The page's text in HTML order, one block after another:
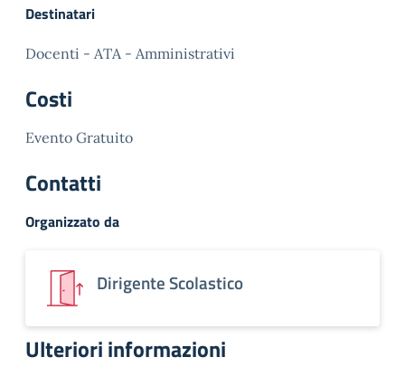
Destinatari
Docenti - ATA - Amministrativi
Costi
Evento Gratuito
Contatti
Organizzato da
Dirigente Scolastico
Ulteriori informazioni